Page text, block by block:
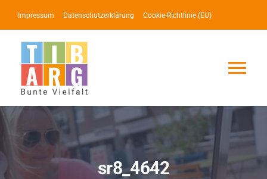
Inhalt
springen
Impressum Datenschutzerklärung Cookie-Richtlinie (EU)
Lotse
Service
sr8_4642